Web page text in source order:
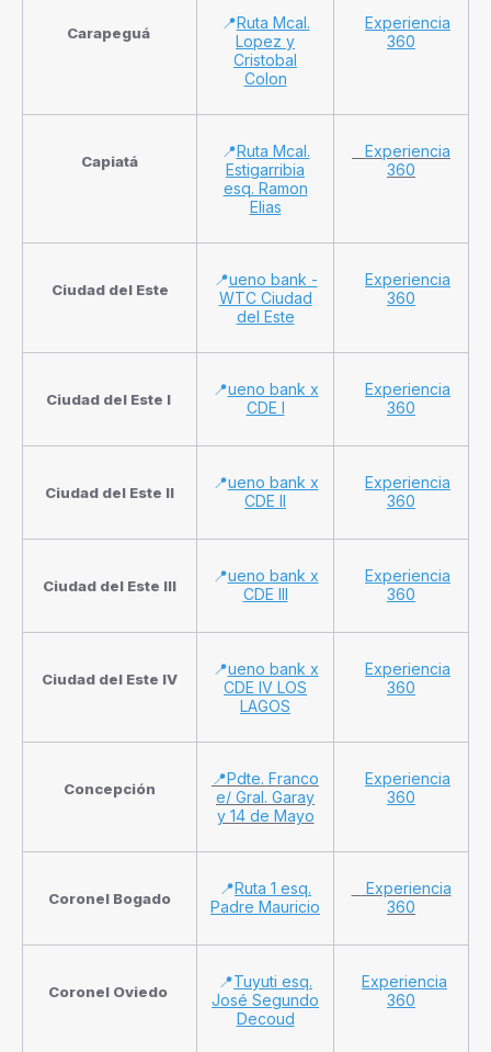
Carapeguá
📍Ruta Mcal.
Lopez y
Cristobal
Colon
Experiencia
360
Capiatá
📍Ruta Mcal.
Estigarribia
esq. Ramon
Elias
Experiencia
360
Ciudad del Este
📍ueno bank -
WTC Ciudad
del Este
Experiencia
360
Ciudad del Este I
📍ueno bank x
CDE I
Experiencia
360
Ciudad del Este II
📍ueno bank x
CDE II
Experiencia
360
Ciudad del Este III
📍ueno bank x
CDE III
Experiencia
360
Ciudad del Este IV
📍ueno bank x
CDE IV LOS
LAGOS
Experiencia
360
Concepción
📍Pdte. Franco
e/ Gral. Garay
y 14 de Mayo
Experiencia
360
Coronel Bogado
📍Ruta 1 esq.
Padre Mauricio
Experiencia
360
Coronel Oviedo
📍Tuyuti esq.
José Segundo
Decoud
Experiencia
360